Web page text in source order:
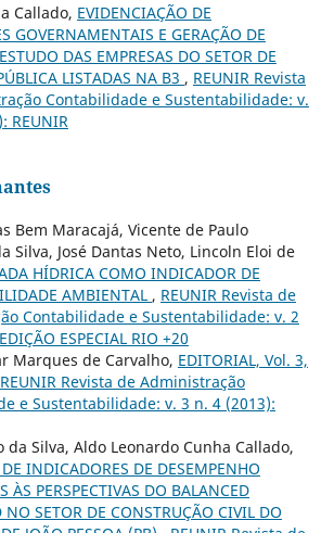
Callado, EVIDENCIAÇÃO DE
GOVERNAMENTAIS E GERAÇÃO DE
DAS EMPRESAS DO SETOR DE
LISTADAS NA B3 , REUNIR Revista
Contabilidade e Sustentabilidade: v.
REUNIR
Bem Maracajá, Vicente de Paulo
Silva, José Dantas Neto, Lincoln Eloi de
HÍDRICA COMO INDICADOR DE
AMBIENTAL , REUNIR Revista de
Contabilidade e Sustentabilidade: v. 2
ESPECIAL RIO +20
Marques de Carvalho, EDITORIAL, Vol. 3,
REUNIR Revista de Administração
e Sustentabilidade: v. 3 n. 4 (2013):
da Silva, Aldo Leonardo Cunha Callado,
INDICADORES DE DESEMPENHO
ÀS PERSPECTIVAS DO BALANCED
NO SETOR DE CONSTRUÇÃO CIVIL DO